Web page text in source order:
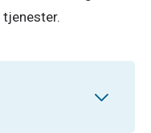
tjenester.